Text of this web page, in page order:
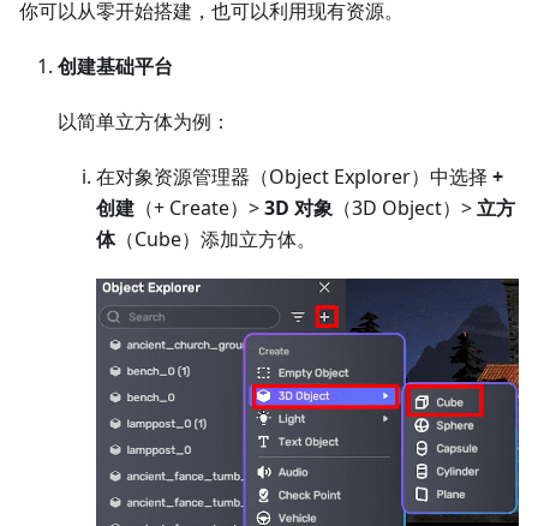
你可以从零开始搭建，也可以利用现有资源。
创建基础平台
以简单立方体为例：
在对象资源管理器（Object Explorer）中选择 +
创建 （+ Create）>3D 对象 （3D Object）>立方
体（Cube）添加立方体。